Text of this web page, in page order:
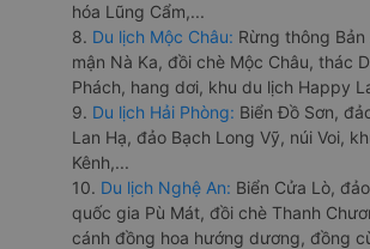
hóa Lũng Cẩm,...
8. Du lịch Mộc Châu: Rừng thông
mận Nà Ka, đồi chè Mộc Châu, thác
Phách, hang dơi, khu du lịch Happy
9. Du lịch Hải Phòng: Biển Đồ Sơn,
Lan Hạ, đảo Bạch Long Vỹ, núi Voi,
Kênh,...
10. Du lịch Nghệ An: Biển Cửa Lò,
quốc gia Pù Mát, đồi chè Thanh
cánh đồng hoa hướng dương, đồng